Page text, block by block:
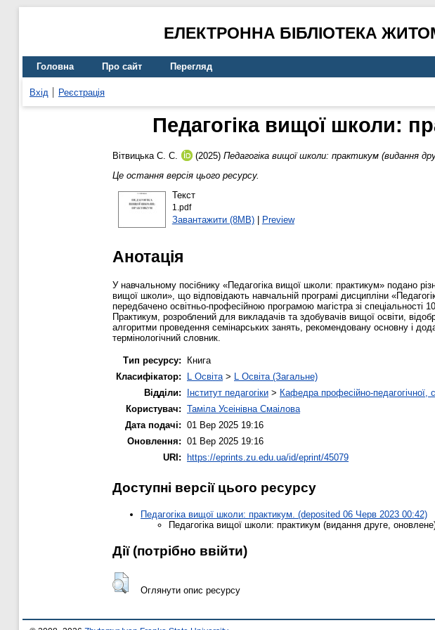
ЕЛЕКТРОННА БІБЛІОТЕКА
Головна Про сайт Перегляд
Вхід Реєстрація
Педагогіка вищої школи:
Вітвицька С. С. (2025) Педагогіка вищої школи: практикум (видання
Це остання версія цього ресурсу.
Текст
1.pdf
Завантажити (8MB)| Preview
Анотація
У навчальному посібнику «Педагогіка вищої школи: практикум» подано
вищої школи», що відповідають навчальній програмі дисципліни
передбачено освітньо-професійною програмою магістра зі спеціальності
Практикум, розроблений для викладачів та здобувачів вищої освіти,
алгоритми проведення семінарських занять, рекомендовану основну і
термінологічний словник.
Тип ресурсу:
Книга
Класифікатор:
L Освіта> L Освіта (Загальне)
Відділи:
Інститут педагогіки > Кафедра професійно-педагогічної,
Користувач: Таміла Усеінівна Смаілова
Дата подачі: 01 Вер 2025 19:16
Оновлення: 01 Вер 2025 19:16
URI:
https://eprints.zu.edu.ua/id/eprint/45079
Доступні версії цього ресурсу
Педагогіка вищої школи: практикум. (deposited 06 Черв 2023 00:42)
Педагогіка вищої школи: практикум (видання друге,
Дії ​​(потрібно ввійти)
Оглянути опис ресурсу